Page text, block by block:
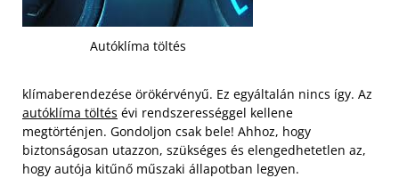
Autóklíma töltés
klímaberendezése örökérvényű. Ez egyáltalán nincs így. Az
autóklíma töltés évi rendszerességgel kellene
megtörténjen. Gondoljon csak bele! Ahhoz, hogy
biztonságosan utazzon, szükséges és elengedhetetlen az,
hogy autója kitűnő műszaki állapotban legyen.